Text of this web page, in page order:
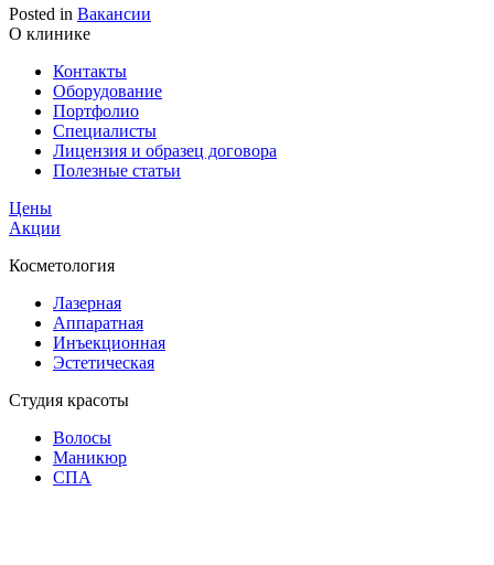
Posted in Вакансии
О клинике
Контакты
Оборудование
Портфолио
Специалисты
Лицензия и образец договора
Полезные статьи
Цены
Акции
Косметология
Лазерная
Аппаратная
Инъекционная
Эстетическая
Студия красоты
Волосы
Маникюр
СПА